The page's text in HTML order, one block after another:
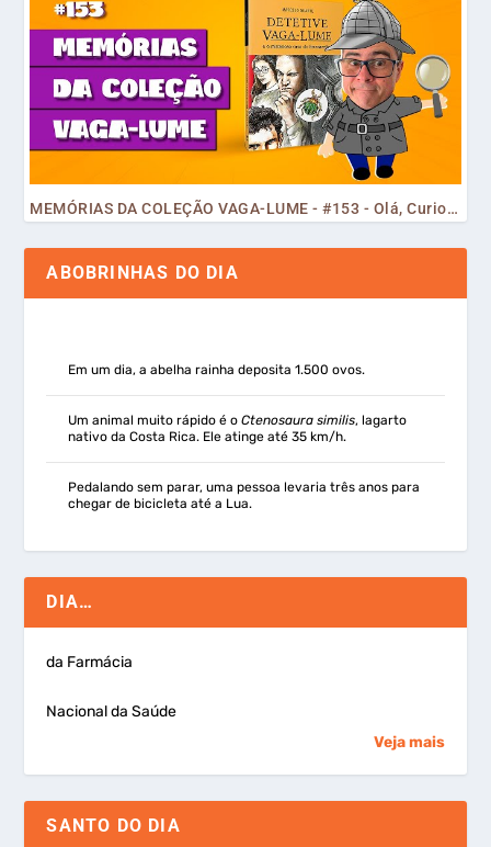
MEMÓRIAS DA COLEÇÃO VAGA-LUME - #153 - Olá, Curiosos! 2023
ABOBRINHAS DO DIA
Em um dia, a abelha rainha deposita 1.500 ovos.
Um animal muito rápido é oCtenosaura similis, lagarto
nativo da Costa Rica. Ele atinge até 35 km/h.
Pedalando sem parar, uma pessoa levaria três anos para
chegar de bicicleta até a Lua.
DIA…
da Farmácia
Nacional da Saúde
Veja mais
SANTO DO DIA